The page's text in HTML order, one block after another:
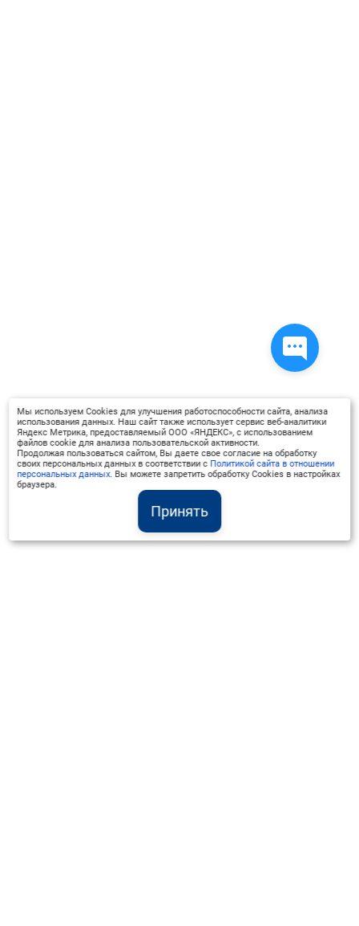
Принять
Мы используем Cookies для улучшения работоспособности сайта, анализа
использования данных. Наш сайт также использует сервис веб-аналитики
Яндекс Метрика, предоставляемый ООО «ЯНДЕКС», с использованием
файлов cookie для анализа пользовательской активности.
Продолжая пользоваться сайтом, Вы даете свое согласие на обработку
своих персональных данных в соответствии с Политикой сайта в отношении
персональных данных. Вы можете запретить обработку Cookies в настройках
браузера.